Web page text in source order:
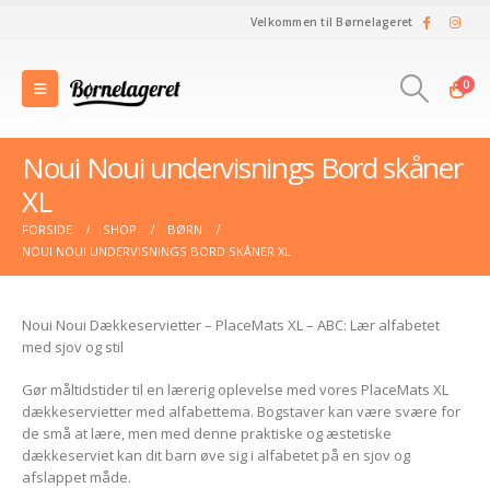
Velkommen til Børnelageret
0
Noui Noui undervisnings Bord skåner
XL
FORSIDE SHOP
BØRN
NOUI NOUI UNDERVISNINGS BORD SKÅNER XL
Noui Noui Dækkeservietter – PlaceMats XL – ABC: Lær alfabetet
med sjov og stil
Gør måltidstider til en lærerig oplevelse med vores PlaceMats XL
dækkeservietter med alfabettema. Bogstaver kan være svære for
de små at lære, men med denne praktiske og æstetiske
dækkeserviet kan dit barn øve sig i alfabetet på en sjov og
afslappet måde.